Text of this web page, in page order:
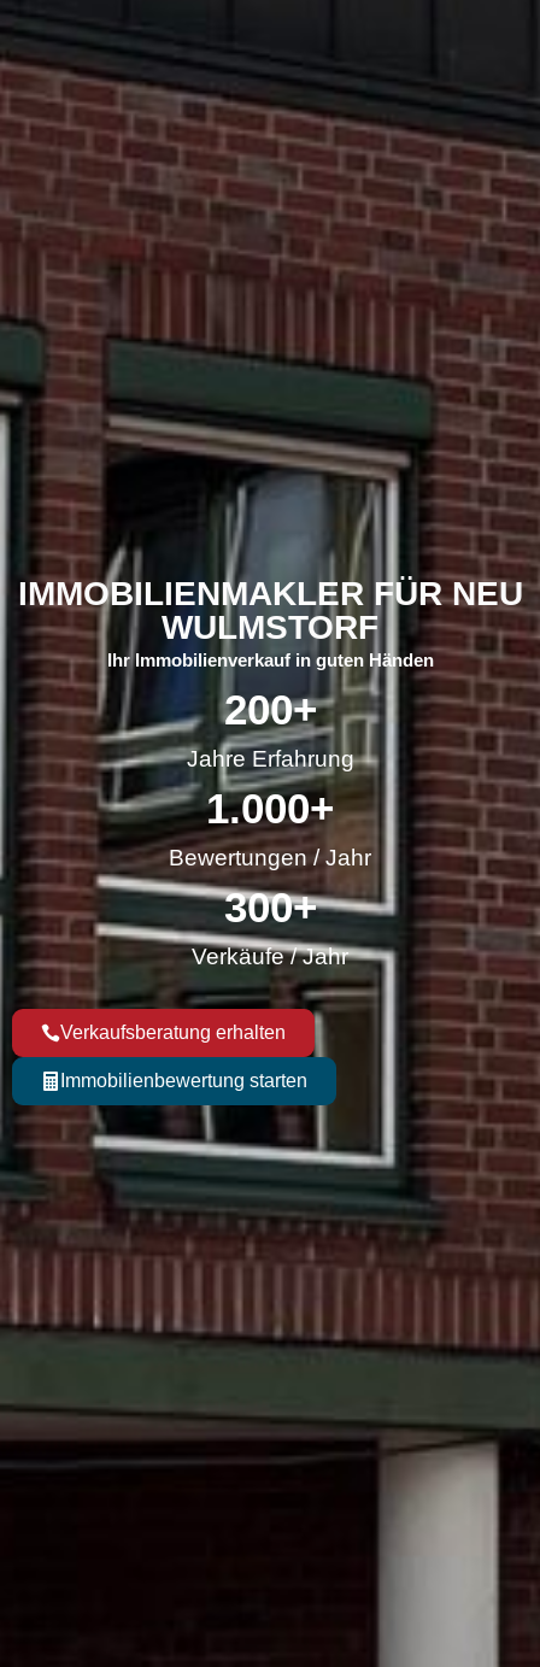
IMMOBILIENMAKLER FÜR NEU
WULMSTORF
Ihr Immobilienverkauf in guten Händen
Jahre Erfahrung
200+
Bewertungen / Jahr
1.000+
Verkäufe / Jahr
300+
Immobilienbewertung starten
Verkaufsberatung erhalten